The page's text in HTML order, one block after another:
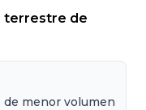
terrestre de
de menor volumen